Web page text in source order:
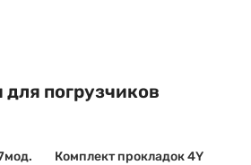
погрузчиков
Комплект прокладок 4Y